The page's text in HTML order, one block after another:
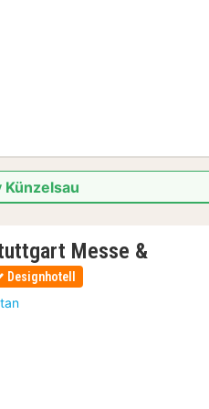
Messe &
Designhotell